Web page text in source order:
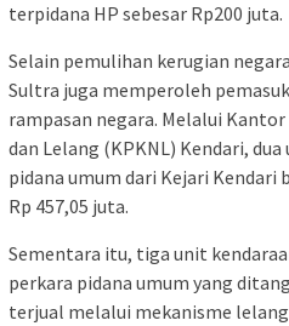
terpidana HP sebesar Rp200 juta.
Selain pemulihan kerugian
Sultra juga memperoleh
rampasan negara. Melalui
dan Lelang (KPKNL) Kendari,
pidana umum dari Kejari
Rp 457,05 juta.
Sementara itu, tiga unit
perkara pidana umum yang
terjual melalui mekanisme